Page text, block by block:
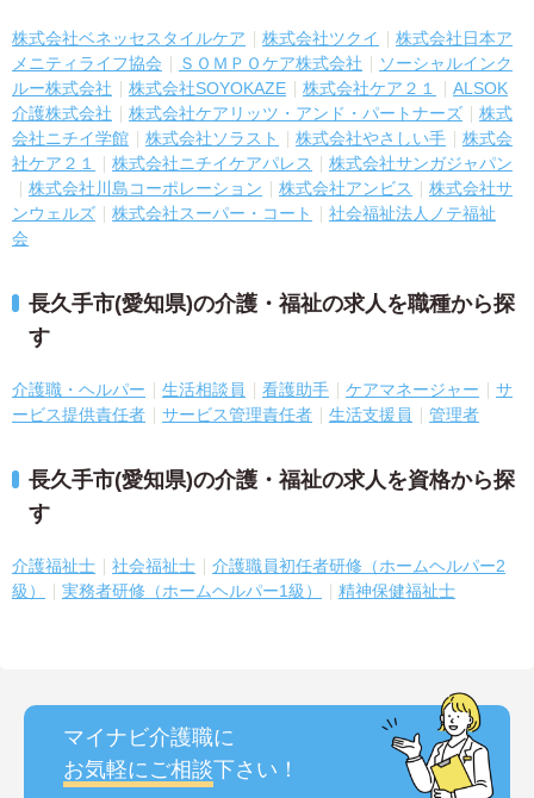
株式会社ベネッセスタイルケア 株式会社ツクイ
株式会社日本ア
メニティライフ協会
ＳＯＭＰＯケア株式会社
ソーシャルインク
ルー株式会社
株式会社SOYOKAZE 株式会社ケア２１
ALSOK
介護株式会社
株式会社ケアリッツ・アンド・パートナーズ
株式
会社ニチイ学館
株式会社ソラスト 株式会社やさしい手
株式会
社ケア２１
株式会社ニチイケアパレス
株式会社サンガジャパン
株式会社川島コーポレーション
株式会社アンビス
株式会社サ
ンウェルズ
株式会社スーパー・コート
社会福祉法人ノテ福祉
会
長久手市(愛知県)の介護・福祉の求人を職種から探
す
介護職・ヘルパー 生活相談員 看護助手 ケアマネージャー
サ
ービス提供責任者
サービス管理責任者 生活支援員 管理者
長久手市(愛知県)の介護・福祉の求人を資格から探
す
介護福祉士 社会福祉士
介護職員初任者研修（ホームヘルパー2
級）
実務者研修（ホームヘルパー1級） 精神保健福祉士
マイナビ介護職に
お気軽にご相談下さい！